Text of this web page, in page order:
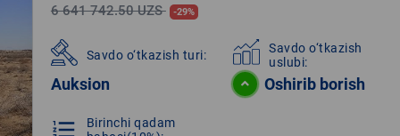
6 641 742.50 UZS -29%
Savdo o‘tkazish turi:
Auksion
Savdo o‘tkazish
uslubi:
Oshirib borish
format_list_numbered
Birinchi qadam